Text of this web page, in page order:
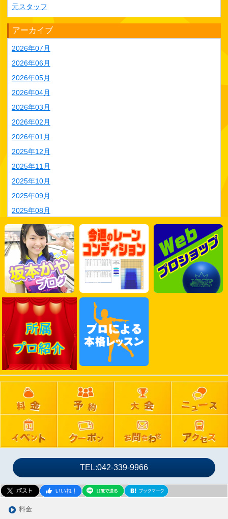
元スタッフ
アーカイブ
2026年07月
2026年06月
2026年05月
2026年04月
2026年03月
2026年02月
2026年01月
2025年12月
2025年11月
2025年10月
2025年09月
2025年08月
2025年07月
2025年06月
2025年05月
2025年04月
2025年03月
2025年02月
2025年01月
2024年12月
2024年11月
2024年10月
2024年09月
2024年08月
2024年07月
2024年06月
2024年05月
2024年04月
2024年03月
2024年02月
2024年01月
2023年12月
TEL:042-339-9966
料金